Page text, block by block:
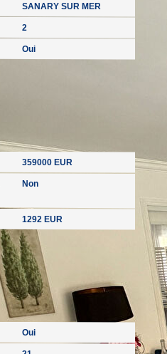
SANARY SUR MER
2
Oui
359000 EUR
Non
1292 EUR
Oui